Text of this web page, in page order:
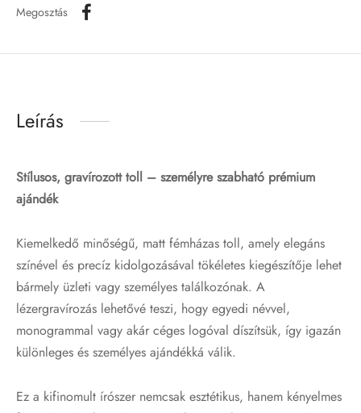
Megosztás
Leírás
Stílusos, gravírozott toll – személyre szabható prémium
ajándék
Kiemelkedő minőségű, matt fémházas toll, amely elegáns
színével és precíz kidolgozásával tökéletes kiegészítője lehet
bármely üzleti vagy személyes találkozónak. A
lézergravírozás lehetővé teszi, hogy egyedi névvel,
monogrammal vagy akár céges logóval díszítsük, így igazán
különleges és személyes ajándékká válik.
Ez a kifinomult írószer nemcsak esztétikus, hanem kényelmes